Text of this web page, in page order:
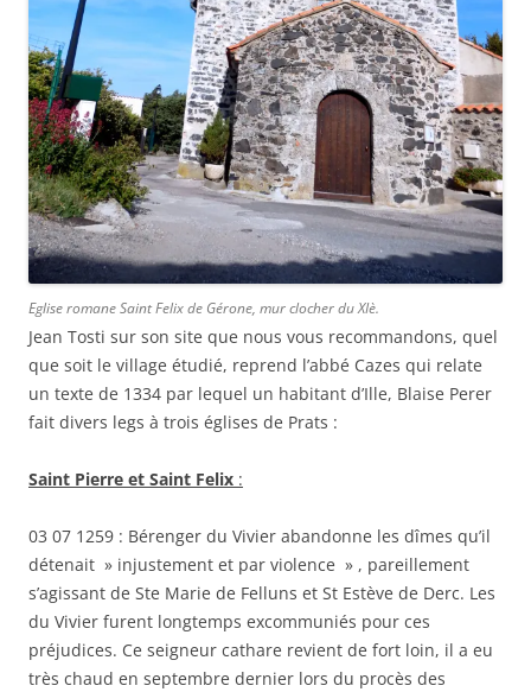
Eglise romane Saint Felix de Gérone, mur clocher du XIè.
Jean Tosti sur son site que nous vous recommandons, quel
que soit le village étudié, reprend l’abbé Cazes qui relate
un texte de 1334 par lequel un habitant d’Ille, Blaise Perer
fait divers legs à trois églises de Prats :
Saint Pierre et Saint Felix :
03 07 1259 : Bérenger du Vivier abandonne les dîmes qu’il
détenait » injustement et par violence » , pareillement
s’agissant de Ste Marie de Felluns et St Estève de Derc. Les
du Vivier furent longtemps excommuniés pour ces
préjudices. Ce seigneur cathare revient de fort loin, il a eu
très chaud en septembre dernier lors du procès des